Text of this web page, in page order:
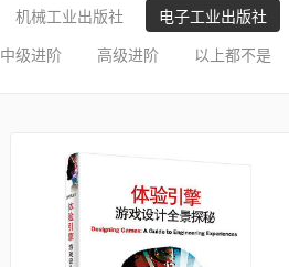
机械工业出版社 电子工业出版社
中级进阶 高级进阶 以上都不是